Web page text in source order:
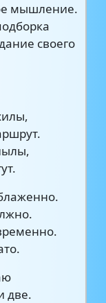
мышление.
своего
две.